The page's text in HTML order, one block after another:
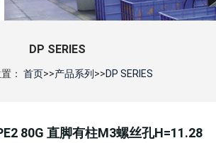
DP SERIES
： 首页>>产品系列 >>DP SERIES
80G 直脚有柱M3螺丝孔H=11.28